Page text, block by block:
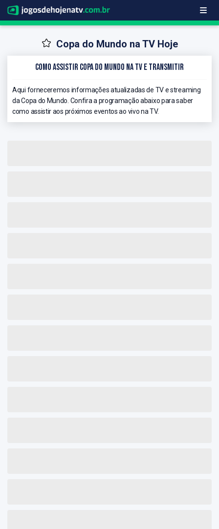
Copa do Mundo na TV Hoje
Como Assistir Copa do Mundo na TV e Transmitir
Aqui forneceremos informações atualizadas de TV e streaming
da Copa do Mundo. Confira a programação abaixo para saber
como assistir aos próximos eventos ao vivo na TV.